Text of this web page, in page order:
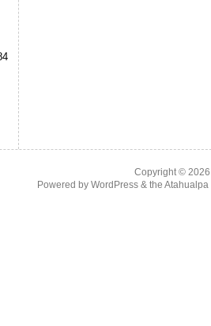
Copyright ©
Powered by WordPress& the Atahualpa